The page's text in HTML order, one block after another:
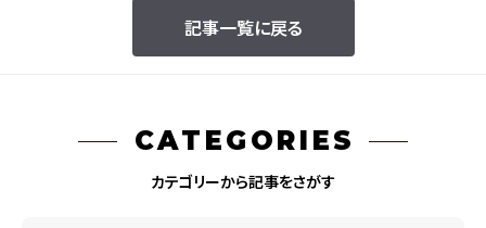
記事一覧に戻る
CATEGORIES
カテゴリーから記事をさがす